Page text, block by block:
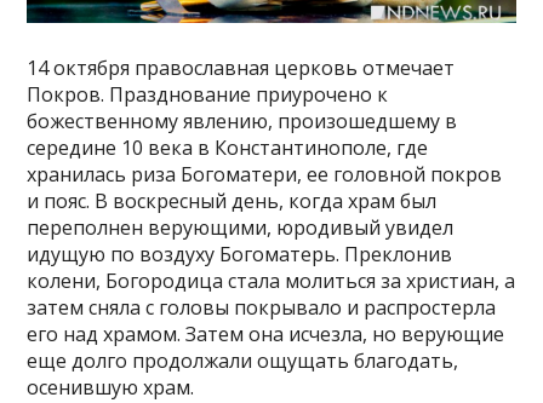
14 октября православная церковь отмечает
Покров. Празднование приурочено к
божественному явлению, произошедшему в
середине 10 века в Константинополе, где
хранилась риза Богоматери, ее головной покров
и пояс. В воскресный день, когда храм был
переполнен верующими, юродивый увидел
идущую по воздуху Богоматерь. Преклонив
колени, Богородица стала молиться за христиан, а
затем сняла с головы покрывало и распростерла
его над храмом. Затем она исчезла, но верующие
еще долго продолжали ощущать благодать,
осенившую храм.